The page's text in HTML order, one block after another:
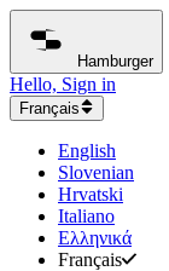
Hamburger
Hello, Sign in
Français
English
Slovenian
Hrvatski
Italiano
Ελληνικά
Français